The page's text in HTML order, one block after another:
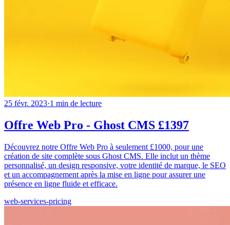
25 févr. 2023·1 min de lecture
Offre Web Pro - Ghost CMS £1397
Découvrez notre Offre Web Pro à seulement £1000, pour une
création de site complète sous Ghost CMS. Elle inclut un thème
personnalisé, un design responsive, votre identité de marque, le SEO
et un accompagnement après la mise en ligne pour assurer une
présence en ligne fluide et efficace.
web-services-pricing